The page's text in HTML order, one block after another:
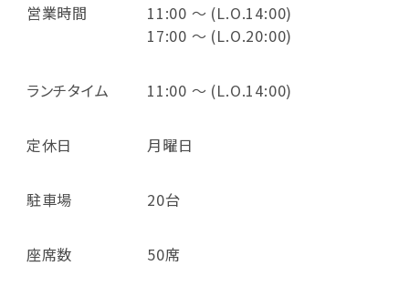
営業時間
11:00 ～ (L.O.14:00)
17:00 ～ (L.O.20:00)
ランチタイム 11:00 ～ (L.O.14:00)
定休日 月曜日
駐車場 20台
座席数 50席